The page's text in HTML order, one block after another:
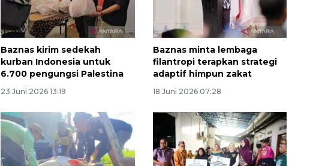
Baznas kirim sedekah
kurban Indonesia untuk
6.700 pengungsi Palestina
23 Juni 2026 13:19
Baznas minta lembaga
filantropi terapkan strategi
adaptif himpun zakat
18 Juni 2026 07:28